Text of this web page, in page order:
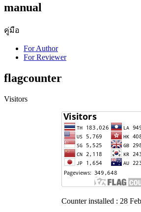
manual
คู่มือ
For Author
For Reviewer
flagcounter
Visitors
Counter installed : 28